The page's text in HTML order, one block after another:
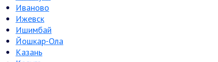
Иваново
Ижевск
Ишимбай
Йошкар-Ола
Казань